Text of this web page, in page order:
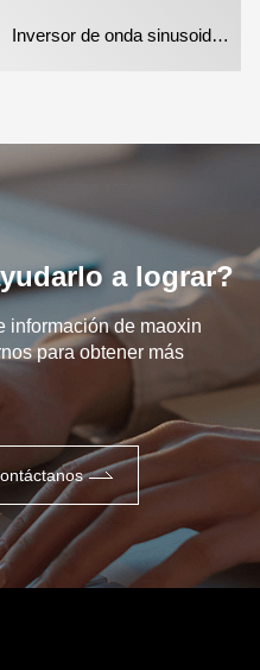
Inversor de onda sinusoidal pura de 5000w
a lograr?
información de maoxin
para obtener más